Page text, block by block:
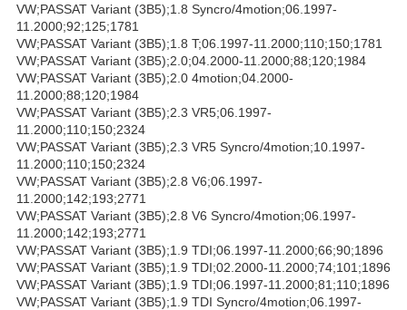
VW;PASSAT Variant (3B5);1.8 Syncro/4motion;06.1997-
11.2000;92;125;1781
VW;PASSAT Variant (3B5);1.8 T;06.1997-11.2000;110;150;1781
VW;PASSAT Variant (3B5);2.0;04.2000-11.2000;88;120;1984
VW;PASSAT Variant (3B5);2.0 4motion;04.2000-
11.2000;88;120;1984
VW;PASSAT Variant (3B5);2.3 VR5;06.1997-
11.2000;110;150;2324
VW;PASSAT Variant (3B5);2.3 VR5 Syncro/4motion;10.1997-
11.2000;110;150;2324
VW;PASSAT Variant (3B5);2.8 V6;06.1997-
11.2000;142;193;2771
VW;PASSAT Variant (3B5);2.8 V6 Syncro/4motion;06.1997-
11.2000;142;193;2771
VW;PASSAT Variant (3B5);1.9 TDI;06.1997-11.2000;66;90;1896
VW;PASSAT Variant (3B5);1.9 TDI;02.2000-11.2000;74;101;1896
VW;PASSAT Variant (3B5);1.9 TDI;06.1997-11.2000;81;110;1896
VW;PASSAT Variant (3B5);1.9 TDI Syncro/4motion;06.1997-